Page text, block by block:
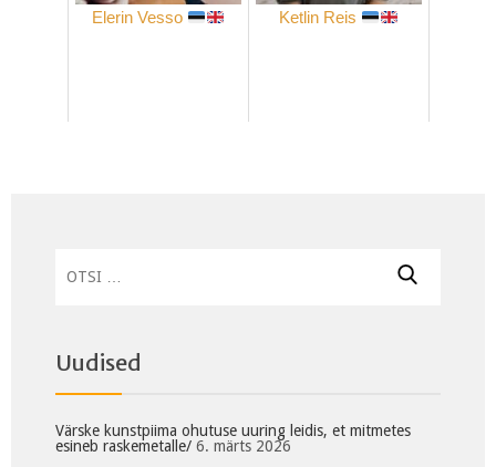
Elerin Vesso Ketlin Reis
Uudised
Värske kunstpiima ohutuse uuring leidis, et mitmetes
esineb raskemetalle/ 6. märts 2026